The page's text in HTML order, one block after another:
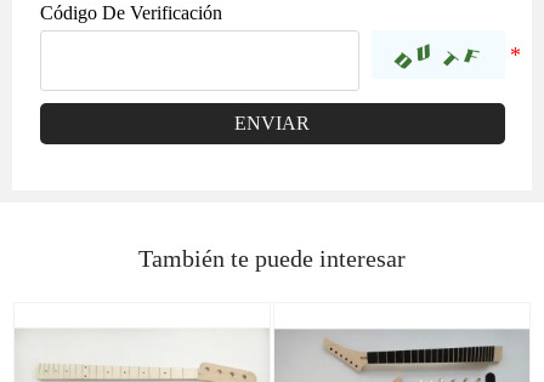
Código De Verificación
ENVIAR
También te puede interesar